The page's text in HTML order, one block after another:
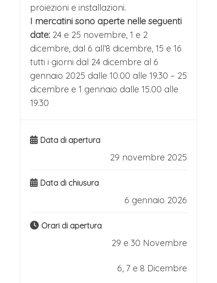
proiezioni e installazioni.
I mercatini sono aperte nelle seguenti
date: 24 e 25 novembre, 1 e 2
dicembre, dal 6 all’8 dicembre, 15 e 16
tutti i giorni dal 24 dicembre al 6
gennaio 2025 dalle 10.00 alle 19.30 – 25
dicembre e 1 gennaio dalle 15.00 alle
19.30
Data di apertura
29 novembre 2025
Data di chiusura
6 gennaio 2026
Orari di apertura
29 e 30 Novembre
6, 7 e 8 Dicembre